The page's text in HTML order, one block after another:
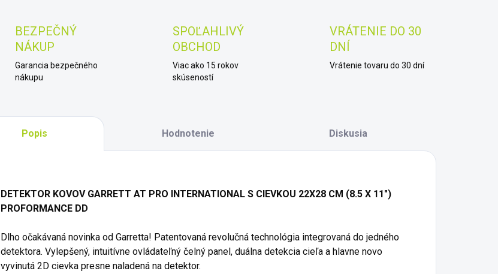
BEZPEČNÝ
NÁKUP
Garancia bezpečného
nákupu
SPOĽAHLIVÝ
OBCHOD
Viac ako 15 rokov
skúseností
VRÁTENIE DO 30
DNÍ
Vrátenie tovaru do 30 dní
Popis Hodnotenie Diskusia
DETEKTOR KOVOV GARRETT AT PRO INTERNATIONAL S CIEVKOU 22X28 CM (8.5 X 11")
PROFORMANCE DD
Dlho očakávaná novinka od Garretta! Patentovaná revolučná technológia integrovaná do jedného
detektora. Vylepšený, intuitívne ovládateľný čelný panel, duálna detekcia cieľa a hlavne novo
vyvinutá 2D cievka presne naladená na detektor.